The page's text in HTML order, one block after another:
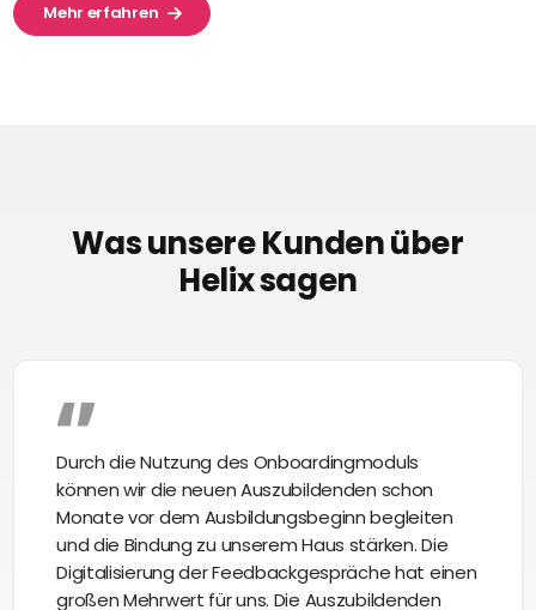
Mehr erfahren
Was unsere Kunden über
Helix sagen
Durch die Nutzung des Onboardingmoduls
können wir die neuen Auszubildenden schon
Monate vor dem Ausbildungsbeginn begleiten
und die Bindung zu unserem Haus stärken. Die
Digitalisierung der Feedbackgespräche hat einen
großen Mehrwert für uns. Die Auszubildenden